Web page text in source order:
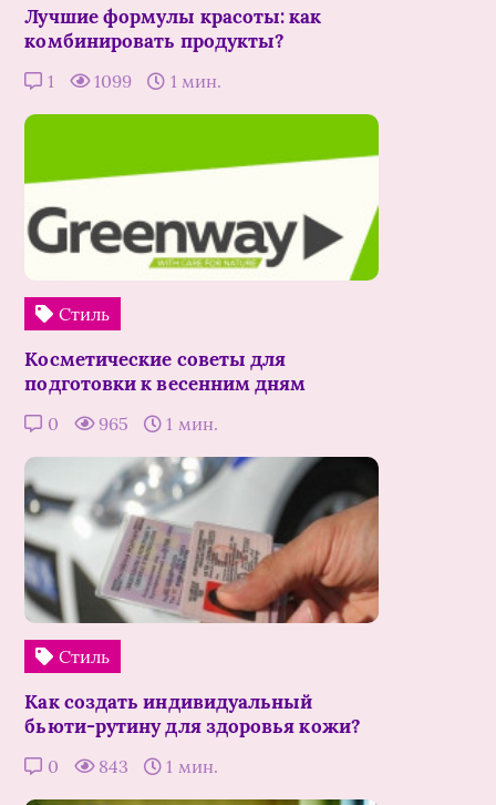
Лучшие формулы красоты: как
комбинировать продукты?
1 1099 1 мин.
Стиль
Косметические советы для
подготовки к весенним дням
0 965 1 мин.
Стиль
Как создать индивидуальный
бьюти-рутину для здоровья кожи?
0 843 1 мин.